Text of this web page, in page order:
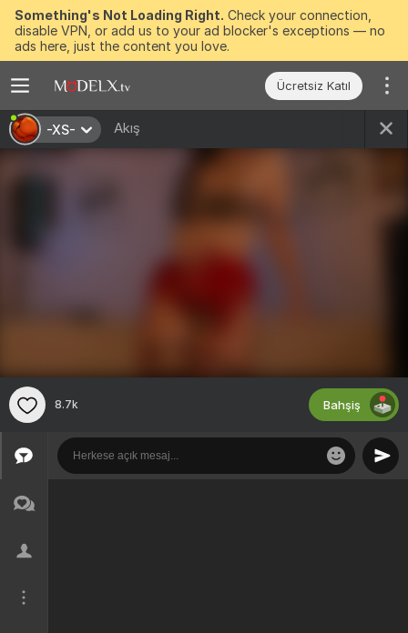
Something's Not Loading Right. Check your connection,
disable VPN, or add us to your ad blocker's exceptions — no
ads here, just the content you love.
Ücretsiz Katıl
-XS- Akış
8.7k Bahşiş